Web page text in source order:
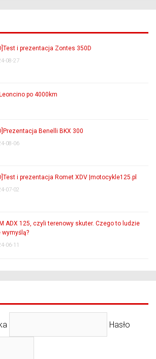
i prezentacja Zontes 350D
08-27
po 4000km
Benelli BKX 300
08-06
i prezentacja Romet XDV |motocykle125.pl
07-02
ADX 125, czyli terenowy skuter. Czego to ludzie
wymyślą?
06-11
Hasło